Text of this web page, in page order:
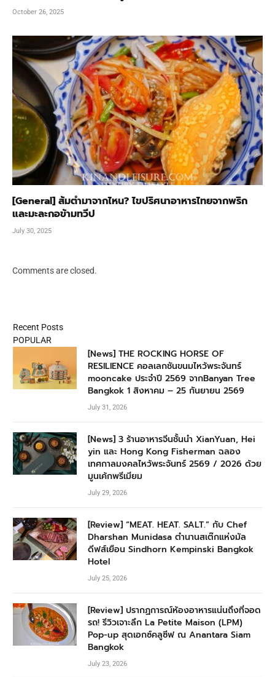
October 26, 2025
[General] ส้มตำมาจากไหน? ไขปริศนาอาหารไทยจากพริก
และมะละกอข้ามทวีป
July 30, 2025
Comments are closed.
Recent Posts
POPULAR
[News] THE ROCKING HORSE OF
RESILIENCE คอลเลกชันขนมไหว้พระจันทร์
mooncake ประจำปี 2569 จากBanyan Tree
Bangkok 1 สิงหาคม – 25 กันยายน 2569
July 31, 2026
[News] 3 ร้านอาหารจีนชั้นนำ XianYuan, Hei
yin และ Hong Kong Fisherman ฉลอง
เทศกาลมงคลไหว้พระจันทร์ 2569 / 2026 ด้วย
มูนเค้กพรีเมียม
July 29, 2026
[Review] “MEAT. HEAT. SALT.” กับ Chef
Dharshan Munidasa ตำนานสเต๊กแห่งมัล
ดีฟส์เยือน Sindhorn Kempinski Bangkok
Hotel
July 25, 2026
[Review] ปรากฏการณ์ห้องอาหารแน่นถึงที่จอด
รถ! รีวิวเจาะลึก La Petite Maison (LPM)
Pop-up สุดเอกซ์คลูซีฟ ณ Anantara Siam
Bangkok
July 23, 2026